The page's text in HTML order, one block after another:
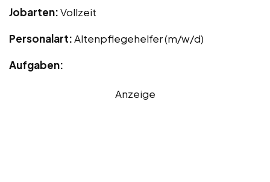
Jobarten:Vollzeit
Personalart:Altenpflegehelfer (m/w/d)
Aufgaben:
Anzeige